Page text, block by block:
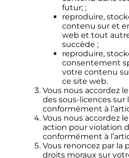
futur; ;
reproduire,
contenu sur et
web et tout
succède ;
reproduire,
consentement
votre contenu
ce site web.
Vous nous accordez
des sous-licences sur
conformément à
Vous nous accordez
action pour violation
conformément à
Vous renoncez par la
droits moraux sur